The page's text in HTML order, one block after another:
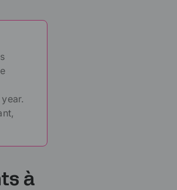
à